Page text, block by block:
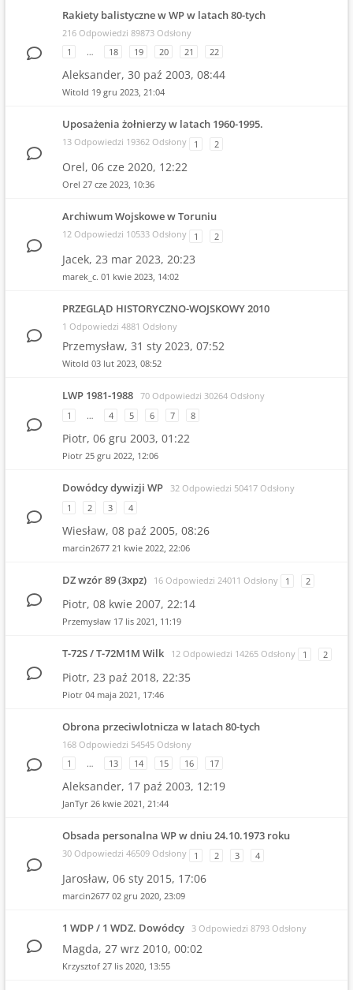
Rakiety balistyczne w WP w latach 80-tych
216 Odpowiedzi 89873 Odsłony
1
… 18 19 20 21 22
Aleksander, 30 paź 2003, 08:44
Witold 19 gru 2023, 21:04
Uposażenia żołnierzy w latach 1960-1995.
13 Odpowiedzi 19362 Odsłony 1 2
Orel, 06 cze 2020, 12:22
Orel 27 cze 2023, 10:36
Archiwum Wojskowe w Toruniu
12 Odpowiedzi 10533 Odsłony 1 2
Jacek, 23 mar 2023, 20:23
marek_c. 01 kwie 2023, 14:02
PRZEGLĄD HISTORYCZNO-WOJSKOWY 2010
1 Odpowiedzi 4881 Odsłony
Przemysław, 31 sty 2023, 07:52
Witold 03 lut 2023, 08:52
LWP 1981-1988 70 Odpowiedzi 30264 Odsłony
1
… 4 5 6 7 8
Piotr, 06 gru 2003, 01:22
Piotr 25 gru 2022, 12:06
Dowódcy dywizji WP 32 Odpowiedzi 50417 Odsłony
1
2 3 4
Wiesław, 08 paź 2005, 08:26
marcin2677 21 kwie 2022, 22:06
DZ wzór 89 (3xpz) 16 Odpowiedzi 24011 Odsłony 1 2
Piotr, 08 kwie 2007, 22:14
Przemysław 17 lis 2021, 11:19
T-72S / T-72M1M Wilk 12 Odpowiedzi 14265 Odsłony 1 2
Piotr, 23 paź 2018, 22:35
Piotr 04 maja 2021, 17:46
Obrona przeciwlotnicza w latach 80-tych
168 Odpowiedzi 54545 Odsłony
1
… 13 14 15 16 17
Aleksander, 17 paź 2003, 12:19
JanTyr 26 kwie 2021, 21:44
Obsada personalna WP w dniu 24.10.1973 roku
30 Odpowiedzi 46509 Odsłony 1 2 3 4
Jarosław, 06 sty 2015, 17:06
marcin2677 02 gru 2020, 23:09
1 WDP / 1 WDZ. Dowódcy 3 Odpowiedzi 8793 Odsłony
Magda, 27 wrz 2010, 00:02
Krzysztof 27 lis 2020, 13:55